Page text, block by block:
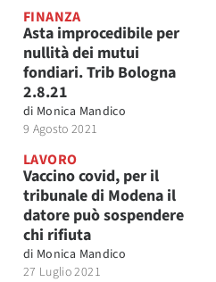
FINANZA
Asta improcedibile per
nullità dei mutui
fondiari. Trib Bologna
2.8.21
di Monica Mandico
9 Agosto 2021
LAVORO
Vaccino covid, per il
tribunale di Modena il
datore può sospendere
chi rifiuta
di Monica Mandico
27 Luglio 2021